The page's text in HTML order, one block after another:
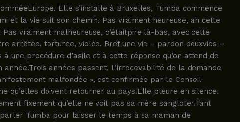
Elle s’installe à Bruxelles, Tumba commence
et la vie suit son chemin. Pas vraiment heureuse, ah cette
Pas vraiment malheureuse, c’étaitpire là-bas, avec cette
arrêtée, torturée, violée. Bref une vie – pardon deuxvies –
à une procédure d’asile et à cette réponse qu’on attend de
année.Trois années passent. L’irrecevabilité de la demande
malfondée », est confirmée par le Conseil
qu’elles doivent retourner au pays.Elle pleure en silence.
fixement qu’elle ne voit pas sa mère sangloter.Tant
parler Tumba pour laisser le temps à sa maman de